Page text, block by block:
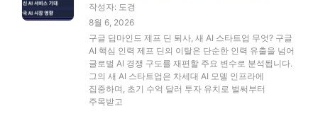
작성자: 도경
8월 6, 2026
구글 딥마인드 제프 딘 퇴사, 새 AI 스타트업 무엇? 구글
AI 핵심 인력 제프 딘의 이탈은 단순한 인력 유출을 넘어
글로벌 AI 경쟁 구도를 재편할 주요 변수로 분석됩니다.
그의 새 AI 스타트업은 차세대 AI 모델 인프라에
집중하며, 초기 수억 달러 투자 유치로 벌써부터
주목받고